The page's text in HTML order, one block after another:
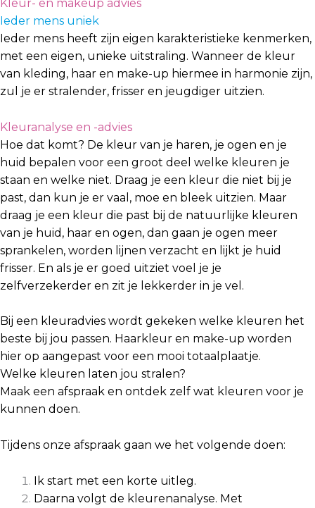
Kleur- en makeup advies
Ieder mens uniek
Ieder mens heeft zijn eigen karakteristieke kenmerken,
met een eigen, unieke uitstraling. Wanneer de kleur
van kleding, haar en make-up hiermee in harmonie zijn,
zul je er stralender, frisser en jeugdiger uitzien.
Kleuranalyse en -advies
Hoe dat komt? De kleur van je haren, je ogen en je
huid bepalen voor een groot deel welke kleuren je
staan en welke niet. Draag je een kleur die niet bij je
past, dan kun je er vaal, moe en bleek uitzien. Maar
draag je een kleur die past bij de natuurlijke kleuren
van je huid, haar en ogen, dan gaan je ogen meer
sprankelen, worden lijnen verzacht en lijkt je huid
frisser. En als je er goed uitziet voel je je
zelfverzekerder en zit je lekkerder in je vel.
Bij een kleuradvies wordt gekeken welke kleuren het
beste bij jou passen. Haarkleur en make-up worden
hier op aangepast voor een mooi totaalplaatje.
Welke kleuren laten jou stralen?
Maak een afspraak en ontdek zelf wat kleuren voor je
kunnen doen.
Tijdens onze afspraak gaan we het volgende doen:
Ik start met een korte uitleg.
Daarna volgt de kleurenanalyse. Met